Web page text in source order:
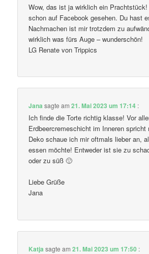
Wow, das ist ja wirklich ein
schon auf Facebook gesehen. Du hast
Nachmachen ist mir trotzdem zu
wirklich was fürs Auge – wunderschön!
LG Renate von Trippics
Jana sagte am21. Mai 2023 um 17:14 :
Ich finde die Torte richtig klasse! Vor
Erdbeercremeschicht im Inneren spricht
Deko schaue ich mir oftmals lieber an,
essen möchte! Entweder ist sie zu
oder zu süß 🙂
Liebe Grüße
Jana
Katja sagte am21. Mai 2023 um 17:50 :